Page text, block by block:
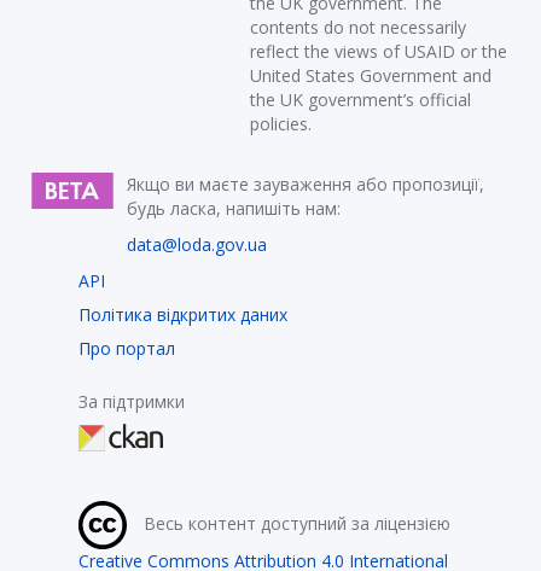
contents do not necessarily
reflect the views of USAID or the
United States Government and
the UK government’s official
policies.
Якщо ви маєте зауваження або пропозиції,
будь ласка, напишіть нам:
data@loda.gov.ua
API
Політика відкритих даних
Про портал
За підтримки
Весь контент доступний за ліцензією
Creative Commons Attribution 4.0 International